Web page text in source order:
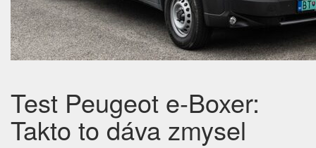
Test Peugeot e-Boxer:
Takto to dáva zmysel